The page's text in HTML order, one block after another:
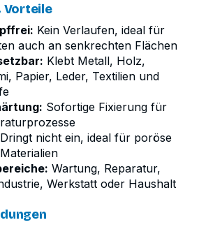
Vorteile
Kein Verlaufen, ideal für
auch an senkrechten Flächen
Klebt Metall, Holz,
Papier, Leder, Textilien und
Sofortige Fixierung für
Dringt nicht ein, ideal für poröse
Wartung, Reparatur,
Werkstatt oder Haushalt